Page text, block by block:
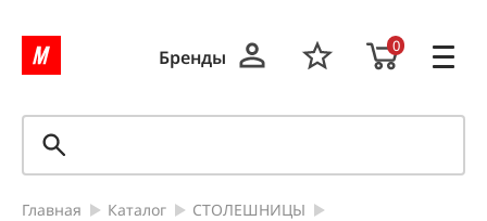
Бренды
0
Главная Каталог
СТОЛЕШНИЦЫ